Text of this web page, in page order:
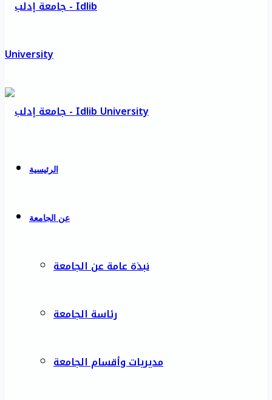
الرئيسية
عن الجامعة
نبذة عامة عن الجامعة
رئاسة الجامعة
مديريات وأقسام الجامعة